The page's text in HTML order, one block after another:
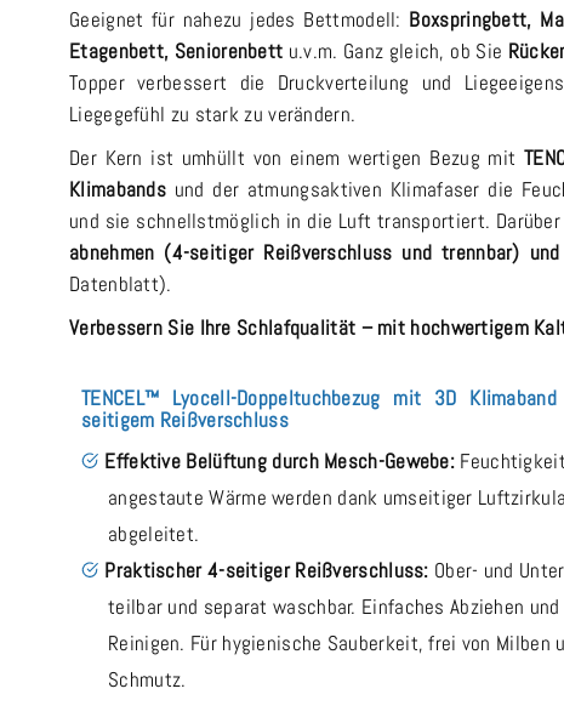
Geeignet für nahezu jedes Bettmodell: Boxspringbett,
Etagenbett, Seniorenbett u.v.m. Ganz gleich, ob Sie
Topper verbessert die Druckverteilung und
Liegegefühl zu stark zu verändern.
Der Kern ist umhüllt von einem wertigen Bezug mit
Klimabands und der atmungsaktiven Klimafaser die
und sie schnellstmöglich in die Luft transportiert.
abnehmen (4-seitiger Reißverschluss und trennbar)
Datenblatt).
Verbessern Sie Ihre Schlafqualität – mit hochwertigem
TENCEL™ Lyocell-Doppeltuchbezug mit 3D
seitigem Reißverschluss
Effektive Belüftung durch Mesch-Gewebe:
angestaute Wärme werden dank umseitiger
abgeleitet.
Praktischer 4-seitiger Reißverschluss: Ober- und
teilbar und separat waschbar. Einfaches Abziehen und
Reinigen. Für hygienische Sauberkeit, frei von Milben
Schmutz.